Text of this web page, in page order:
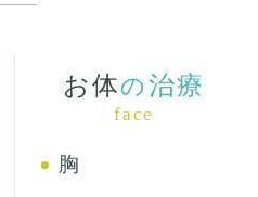
お体の 治療
face
胸